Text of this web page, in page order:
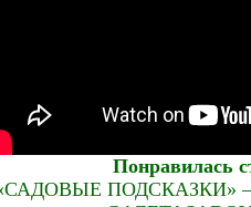
Понравилась
ПОДСКАЗКИ» –